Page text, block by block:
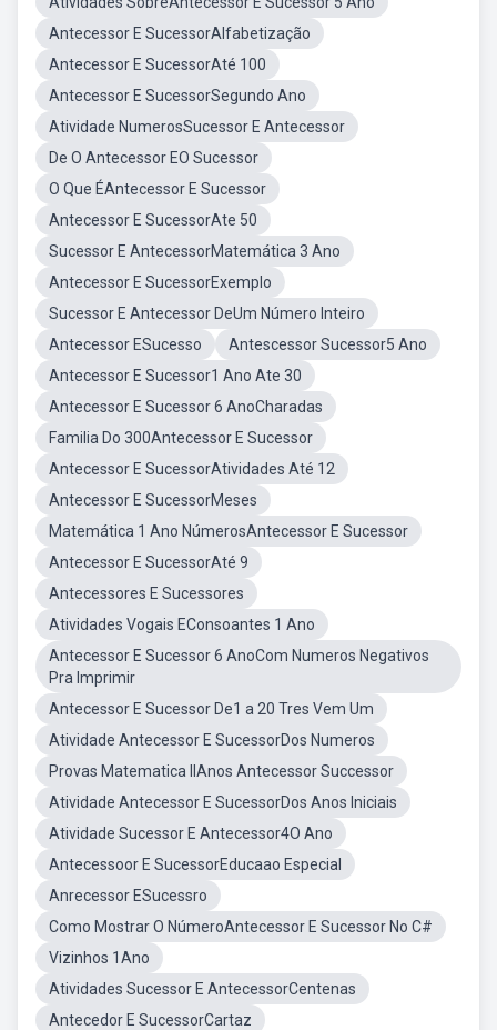
Antecessor E SucessorAlfabetização
Antecessor E SucessorAté 100
Antecessor E SucessorSegundo Ano
Atividade NumerosSucessor E Antecessor
De O Antecessor EO Sucessor
O Que ÉAntecessor E Sucessor
Antecessor E SucessorAte 50
Sucessor E AntecessorMatemática 3 Ano
Antecessor E SucessorExemplo
Sucessor E Antecessor DeUm Número Inteiro
Antecessor ESucesso
Antescessor Sucessor5 Ano
Antecessor E Sucessor1 Ano Ate 30
Antecessor E Sucessor 6 AnoCharadas
Familia Do 300Antecessor E Sucessor
Antecessor E SucessorAtividades Até 12
Antecessor E SucessorMeses
Matemática 1 Ano NúmerosAntecessor E Sucessor
Antecessor E SucessorAté 9
Antecessores E Sucessores
Atividades Vogais EConsoantes 1 Ano
Antecessor E Sucessor 6 AnoCom Numeros Negativos
Pra Imprimir
Antecessor E Sucessor De1 a 20 Tres Vem Um
Atividade Antecessor E SucessorDos Numeros
Provas Matematica IIAnos Antecessor Successor
Atividade Antecessor E SucessorDos Anos Iniciais
Atividade Sucessor E Antecessor4O Ano
Antecessoor E SucessorEducaao Especial
Anrecessor ESucessro
Como Mostrar O NúmeroAntecessor E Sucessor No C#
Vizinhos 1Ano
Atividades Sucessor E AntecessorCentenas
Antecedor E SucessorCartaz